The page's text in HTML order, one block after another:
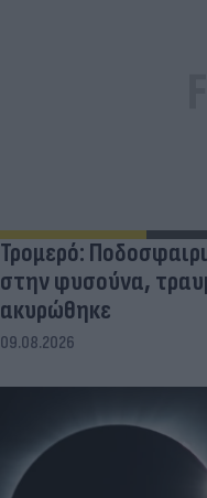
Τρομερό:
στην φυσούνα,
ακυρώθηκε
09.08.2026